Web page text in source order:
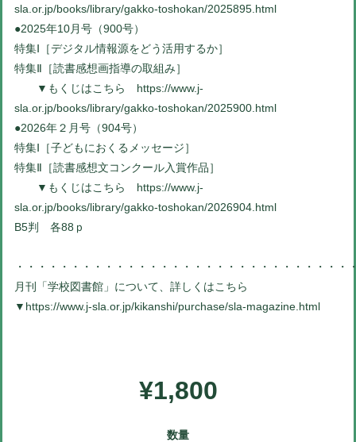
sla.or.jp/books/library/gakko-toshokan/2025895.html
●2025年10月号（900号）
特集Ⅰ［デジタル情報源をどう活用するか］
特集Ⅱ［読書感想画指導の取組み］
▼もくじはこちら https://www.j-
sla.or.jp/books/library/gakko-toshokan/2025900.html
●2026年２月号（904号）
特集Ⅰ［子どもにおくるメッセージ］
特集Ⅱ［読書感想文コンクール入賞作品］
▼もくじはこちら https://www.j-
sla.or.jp/books/library/gakko-toshokan/2026904.html
B5判 各88ｐ
・・・・・・・・・・・・・・・・・・・・・・・・・・・・・・
月刊「学校図書館」について、詳しくはこちら
▼ https://www.j-sla.or.jp/kikanshi/purchase/sla-magazine.html
¥1,800
数量